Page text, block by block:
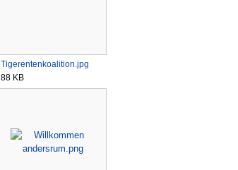
Tigerentenkoalition.jpg
88 KB